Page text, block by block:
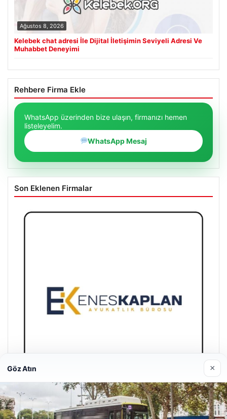
Ağustos 8, 2026
Kelebek chat adresi İle Dijital İletişimin Seviyeli Adresi Ve
Muhabbet Deneyimi
Rehbere Firma Ekle
WhatsApp üzerinden bize ulaşın, firmanızı hemen
listeleyelim.
WhatsApp Mesaj
Son Eklenen Firmalar
Enes Kaplan Avukatlık Bürosu
Göz Atın ×